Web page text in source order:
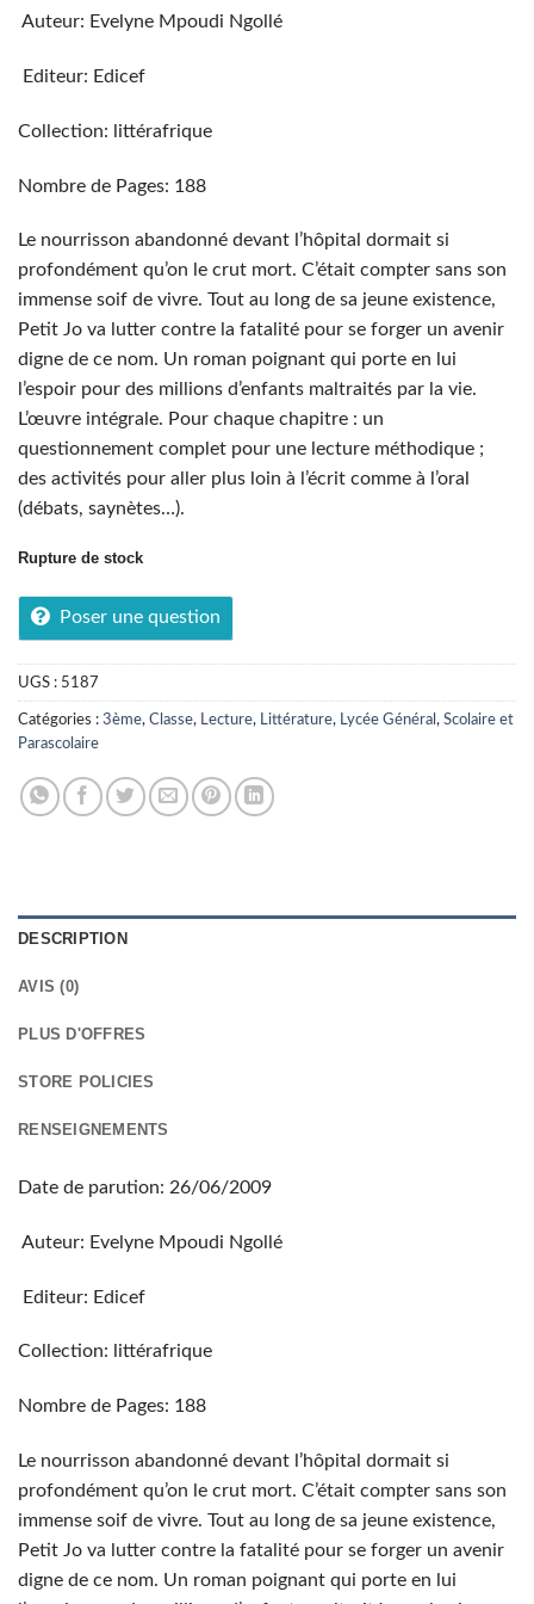
Auteur: Evelyne Mpoudi Ngollé
Editeur: Edicef
Collection: littérafrique
Nombre de Pages: 188
Le nourrisson abandonné devant l’hôpital dormait si
profondément qu’on le crut mort. C’était compter sans son
immense soif de vivre. Tout au long de sa jeune existence,
Petit Jo va lutter contre la fatalité pour se forger un avenir
digne de ce nom. Un roman poignant qui porte en lui
l’espoir pour des millions d’enfants maltraités par la vie.
L’œuvre intégrale. Pour chaque chapitre : un
questionnement complet pour une lecture méthodique ;
des activités pour aller plus loin à l’écrit comme à l’oral
(débats, saynètes…).
Rupture de stock
Poser une question
UGS : 5187
Catégories : 3ème, Classe, Lecture, Littérature, Lycée Général , Scolaire et
Parascolaire
DESCRIPTION
AVIS (0)
PLUS D'OFFRES
STORE POLICIES
RENSEIGNEMENTS
Date de parution: 26/06/2009
Auteur: Evelyne Mpoudi Ngollé
Editeur: Edicef
Collection: littérafrique
Nombre de Pages: 188
Le nourrisson abandonné devant l’hôpital dormait si
profondément qu’on le crut mort. C’était compter sans son
immense soif de vivre. Tout au long de sa jeune existence,
Petit Jo va lutter contre la fatalité pour se forger un avenir
digne de ce nom. Un roman poignant qui porte en lui